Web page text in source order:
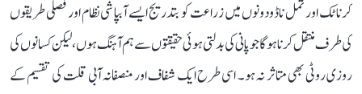
کرناٹک اور تمل ناڈو دونوں میں زراعت کو بتدریج ایسے آبپاشی نظام اور فصلی طریقوں
کی طرف منتقل کرنا ہوگا جو پانی کی بدلتی ہوئی حقیقتوں سے ہم آہنگ ہوں، لیکن کسانوں کی
روزی روٹی بھی متاثر نہ ہو۔ اسی طرح ایک شفاف اور منصفانہ آبی قلت کی تقسیم کے